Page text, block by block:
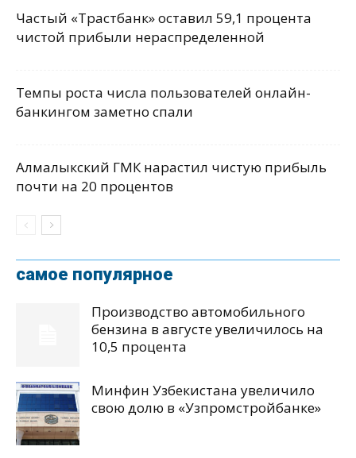
Частый «Трастбанк» оставил 59,1 процента
чистой прибыли нераспределенной
Темпы роста числа пользователей онлайн-
банкингом заметно спали
Алмалыкский ГМК нарастил чистую прибыль
почти на 20 процентов
самое популярное
Производство автомобильного
бензина в августе увеличилось на
10,5 процента
Минфин Узбекистана увеличило
свою долю в «Узпромстройбанке»